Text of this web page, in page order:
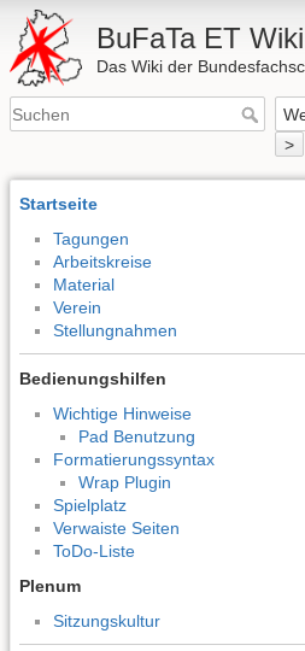
BuFaTa ET Wiki
Das Wiki der
>
Startseite
Tagungen
Arbeitskreise
Material
Verein
Stellungnahmen
Bedienungshilfen
Wichtige Hinweise
Pad Benutzung
Formatierungssyntax
Wrap Plugin
Spielplatz
Verwaiste Seiten
ToDo-Liste
Plenum
Sitzungskultur